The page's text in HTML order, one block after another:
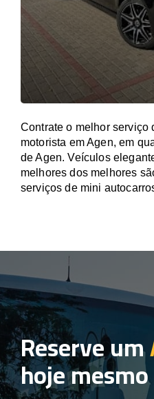
Contrate o melhor serviço
motorista em Agen, em
de Agen. Veículos
melhores dos melhores
serviços de mini
Reserve um
hoje mesmo